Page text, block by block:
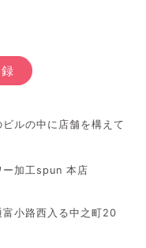
ルの中に店舗を構えて
ー加工spun 本店
小路西入る中之町20